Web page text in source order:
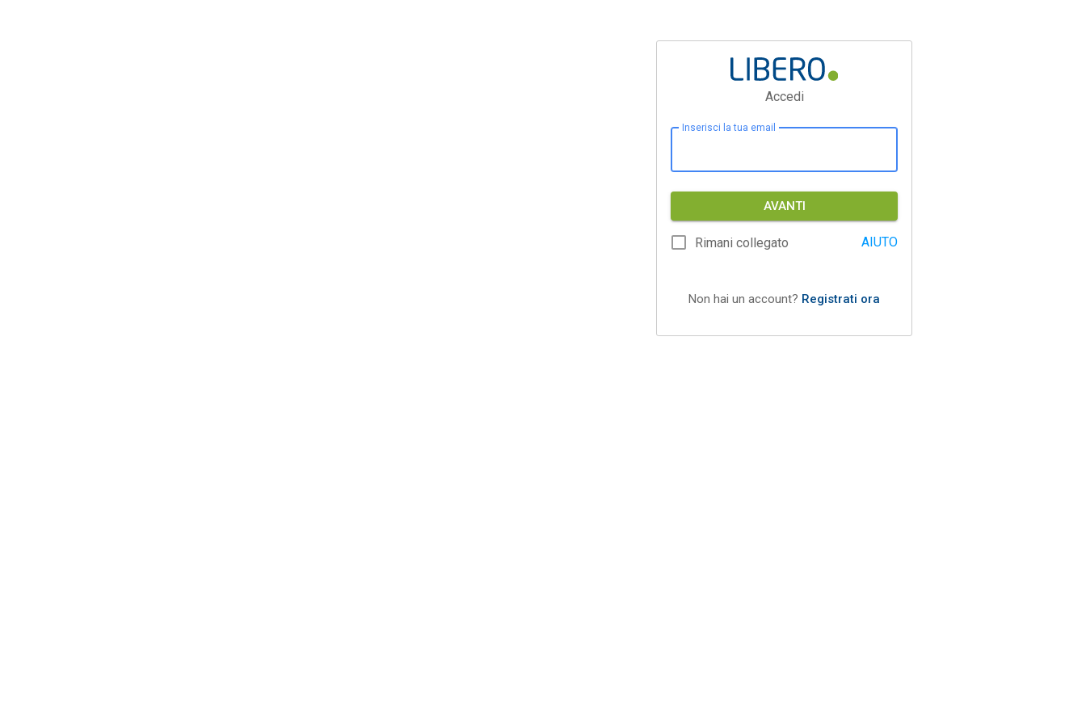
Accedi
Inserisci la tua email
AVANTI
Rimani collegato AIUTO
Non hai un account? Registrati ora